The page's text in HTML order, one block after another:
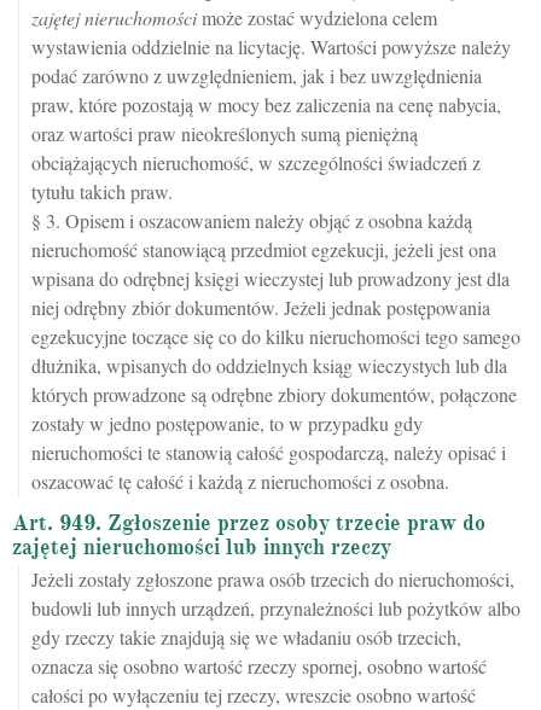
zajętej nieruchomościmoże zostać wydzielona celem
wystawienia oddzielnie na licytację. Wartości powyższe należy
podać zarówno z uwzględnieniem, jak i bez uwzględnienia
praw, które pozostają w mocy bez zaliczenia na cenę nabycia,
oraz wartości praw nieokreślonych sumą pieniężną
obciążających nieruchomość, w szczególności świadczeń z
tytułu takich praw.
§ 3. Opisem i oszacowaniem należy objąć z osobna każdą
nieruchomość stanowiącą przedmiot egzekucji, jeżeli jest ona
wpisana do odrębnej księgi wieczystej lub prowadzony jest dla
niej odrębny zbiór dokumentów. Jeżeli jednak postępowania
egzekucyjne toczące się co do kilku nieruchomości tego samego
dłużnika, wpisanych do oddzielnych ksiąg wieczystych lub dla
których prowadzone są odrębne zbiory dokumentów, połączone
zostały w jedno postępowanie, to w przypadku gdy
nieruchomości te stanowią całość gospodarczą, należy opisać i
oszacować tę całość i każdą z nieruchomości z osobna.
Art. 949. Zgłoszenie przez osoby trzecie praw do
zajętej nieruchomości lub innych rzeczy
Jeżeli zostały zgłoszone prawa osób trzecich do nieruchomości,
budowli lub innych urządzeń, przynależności lub pożytków albo
gdy rzeczy takie znajdują się we władaniu osób trzecich,
oznacza się osobno wartość rzeczy spornej, osobno wartość
całości po wyłączeniu tej rzeczy, wreszcie osobno wartość